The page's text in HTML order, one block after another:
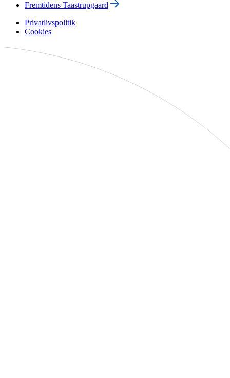
Fremtidens Taastrupgaard
Privatlivspolitik
Cookies